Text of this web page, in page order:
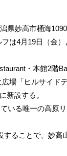
妙高市桶海1090
は4月19日（金）
・本館2階
場「ヒルサイド
新設する。
いる唯一の高原リ
ることで、妙高